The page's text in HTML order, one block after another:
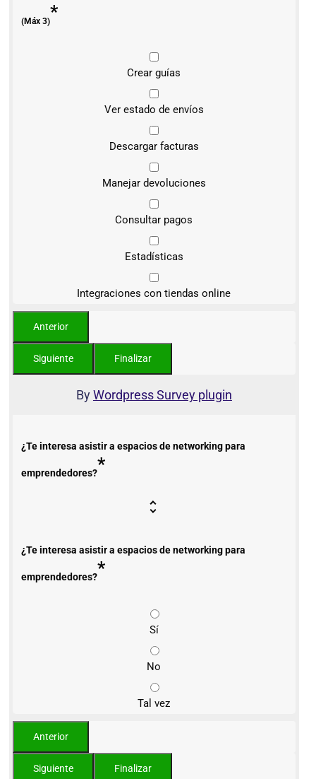
(Máx 3)*
Crear guías
Ver estado de envíos
Descargar facturas
Manejar devoluciones
Consultar pagos
Estadísticas
Integraciones con tiendas online
ByWordpress Survey plugin
¿Te interesa asistir a espacios de networking para
emprendedores?*
¿Te interesa asistir a espacios de networking para
emprendedores?*
Sí
No
Tal vez